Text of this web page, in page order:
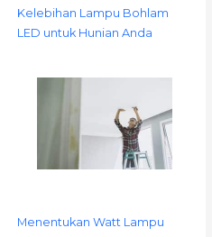
Kelebihan Lampu Bohlam
LED untuk Hunian Anda
Menentukan Watt Lampu